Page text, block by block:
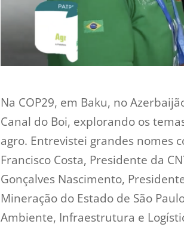
Na COP29, em Baku, no
Canal do Boi, explorando os
agro. Entrevistei grandes nomes
Francisco Costa, Presidente da
Gonçalves Nascimento,
Mineração do Estado de São
Ambiente, Infraestrutura e